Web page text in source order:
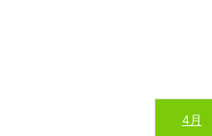
4月